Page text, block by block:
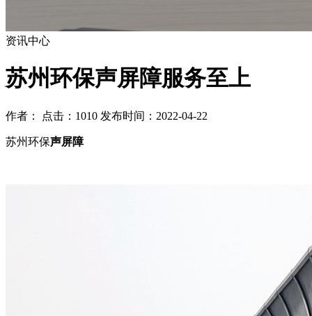
资讯中心
苏州环保声屏障服务至上
作者： 点击：1010 发布时间：2022-04-22
苏州环保声屏障